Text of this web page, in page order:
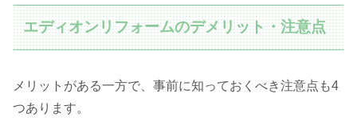
エディオンリフォームのデメリット・注意点
メリットがある一方で、事前に知っておくべき注意点も4
つあります。